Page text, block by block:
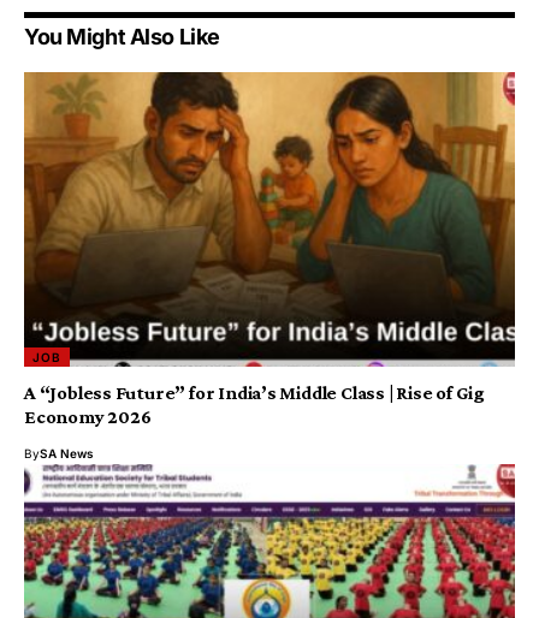
You Might Also Like
JOB
A “Jobless Future” for India’s Middle Class | Rise of Gig
Economy 2026
BySA News